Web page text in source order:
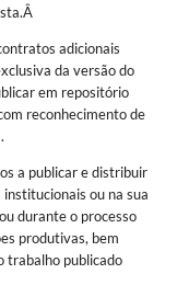
adicionais
da versão do
em repositório
reconhecimento de
a publicar e distribuir
ou na sua
durante o processo
produtivas, bem
trabalho publicado